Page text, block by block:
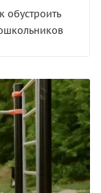
обустроить